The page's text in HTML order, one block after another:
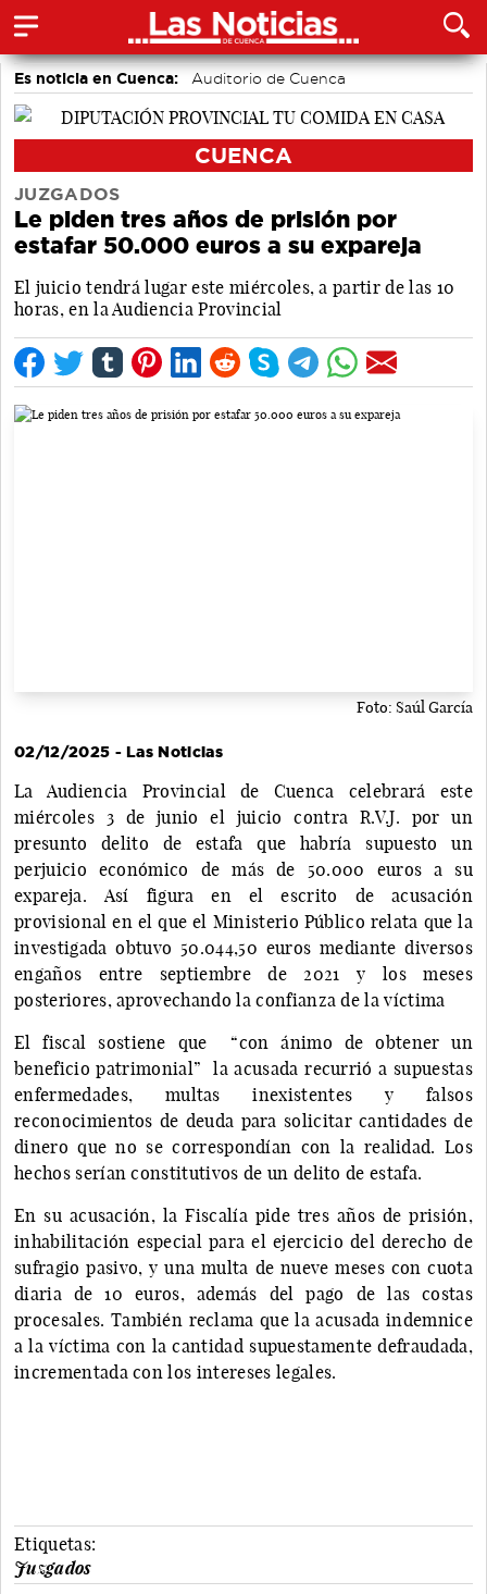
Es noticia en Cuenca: Auditorio de Cuenca
CUENCA
JUZGADOS
Le piden tres años de prisión por
estafar 50.000 euros a su expareja
El juicio tendrá lugar este miércoles, a partir de las 10
horas, en la Audiencia Provincial
Foto: Saúl García
02/12/2025 - Las Noticias
La Audiencia Provincial de Cuenca celebrará este
miércoles 3 de junio el juicio contra R.V.J. por un
presunto delito de estafa que habría supuesto un
perjuicio económico de más de 50.000 euros a su
expareja. Así figura en el escrito de acusación
provisional en el que el Ministerio Público relata que la
investigada obtuvo 50.044,50 euros mediante diversos
engaños entre septiembre de 2021 y los meses
posteriores, aprovechando la confianza de la víctima
El fiscal sostiene que “con ánimo de obtener un
beneficio patrimonial” la acusada recurrió a supuestas
enfermedades, multas inexistentes y falsos
reconocimientos de deuda para solicitar cantidades de
dinero que no se correspondían con la realidad. Los
hechos serían constitutivos de un delito de estafa.
En su acusación, la Fiscalía pide tres años de prisión,
inhabilitación especial para el ejercicio del derecho de
sufragio pasivo, y una multa de nueve meses con cuota
diaria de 10 euros, además del pago de las costas
procesales. También reclama que la acusada indemnice
a la víctima con la cantidad supuestamente defraudada,
incrementada con los intereses legales.
Etiquetas:
Juzgados